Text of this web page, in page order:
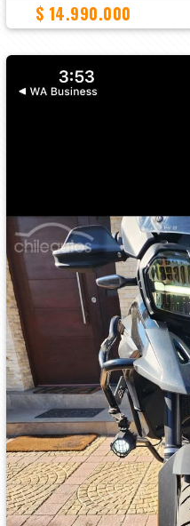
$ 14.990.000